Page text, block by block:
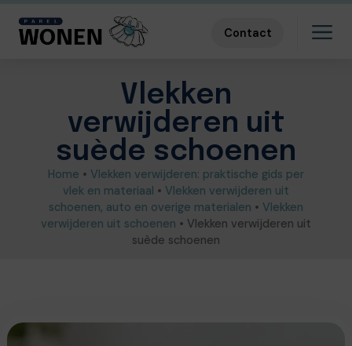
Contact
Vlekken
verwijderen uit
suède schoenen
Home • Vlekken verwijderen: praktische gids per
vlek en materiaal • Vlekken verwijderen uit
schoenen, auto en overige materialen • Vlekken
verwijderen uit schoenen • Vlekken verwijderen uit
suède schoenen